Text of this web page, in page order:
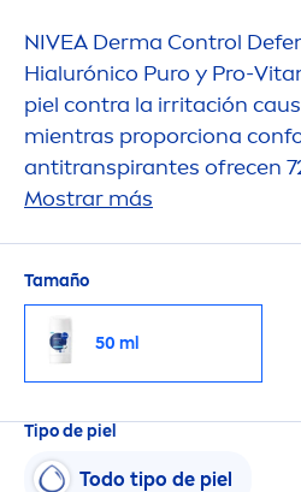
NIVEA Derma Control
Hialurónico Puro y Pro-
piel contra la irritación
mientras proporciona
antitranspirantes ofrecen
contra el sudor y el mal
Mostrar más
Tamaño
50 ml
Tipo de piel
Todo tipo de piel